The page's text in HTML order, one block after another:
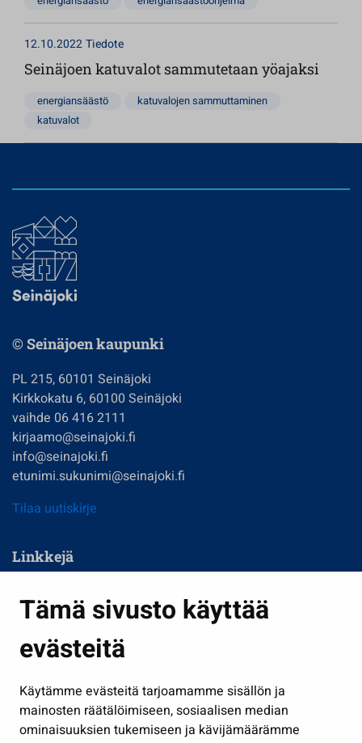
Tämä sivusto käyttää
evästeitä
Käytämme evästeitä tarjoamamme sisällön ja
mainosten räätälöimiseen, sosiaalisen median
ominaisuuksien tukemiseen ja kävijämäärämme
12.10.2022Tiedote
Seinäjoen katuvalot sammutetaan yöajaksi
energiansäästö
katuvalojen sammuttaminen
katuvalot
© Seinäjoen kaupunki
PL 215, 60101 Seinäjoki
Kirkkokatu 6, 60100 Seinäjoki
vaihde 06 416 2111
kirjaamo@seinajoki.fi
info@seinajoki.fi
etunimi.sukunimi@seinajoki.fi
Tilaa uutiskirje
Linkkejä
Kasvatus ja opetus
Kulttuuri ja liikunta
Työ ja yrittäminen
Osallistu ja asioi